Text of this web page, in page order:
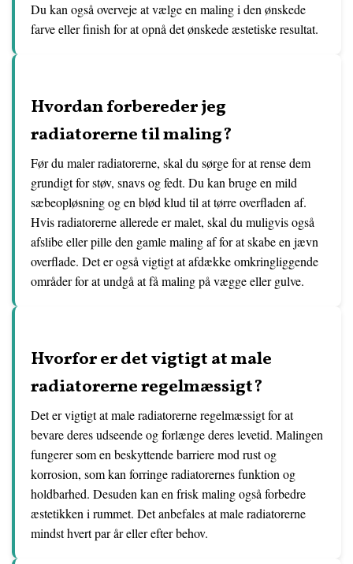
Du kan også overveje at vælge en maling i den ønskede
farve eller finish for at opnå det ønskede æstetiske resultat.
Hvordan forbereder jeg
radiatorerne til maling?
Før du maler radiatorerne, skal du sørge for at rense dem
grundigt for støv, snavs og fedt. Du kan bruge en mild
sæbeopløsning og en blød klud til at tørre overfladen af.
Hvis radiatorerne allerede er malet, skal du muligvis også
afslibe eller pille den gamle maling af for at skabe en jævn
overflade. Det er også vigtigt at afdække omkringliggende
områder for at undgå at få maling på vægge eller gulve.
Hvorfor er det vigtigt at male
radiatorerne regelmæssigt?
Det er vigtigt at male radiatorerne regelmæssigt for at
bevare deres udseende og forlænge deres levetid. Malingen
fungerer som en beskyttende barriere mod rust og
korrosion, som kan forringe radiatorernes funktion og
holdbarhed. Desuden kan en frisk maling også forbedre
æstetikken i rummet. Det anbefales at male radiatorerne
mindst hvert par år eller efter behov.